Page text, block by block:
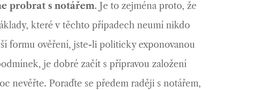
probrat s notářem. Je to zejména proto, že
které v těchto případech neumí nikdo
formu ověření, jste-li politicky exponovanou
je dobré začít s přípravou založení
nevěřte. Poraďte se předem raději s notářem,